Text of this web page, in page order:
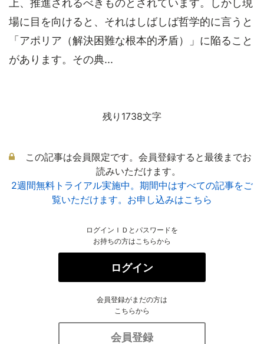
上、推進されるべきものとされています。しかし現
場に目を向けると、それはしばしば哲学的に言うと
「アポリア（解決困難な根本的矛盾）」に陥ること
があります。その典...
残り1738文字
この記事は会員限定です。会員登録すると最後までお
読みいただけます。
2週間無料トライアル実施中。期間中はすべての記事をご
覧いただけます。お申し込みはこちら
ログインＩＤとパスワードを
お持ちの方はこちらから
ログイン
会員登録がまだの方は
こちらから
会員登録